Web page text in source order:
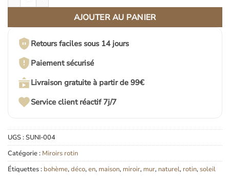
AJOUTER AU PANIER
Retours faciles sous 14 jours
Paiement sécurisé
Livraison gratuite à partir de 99€
Service client réactif 7j/7
UGS :SUNI-004
Catégorie : Miroirs rotin
Étiquettes : bohème,déco,en, maison, miroir, mur, naturel, rotin,soleil